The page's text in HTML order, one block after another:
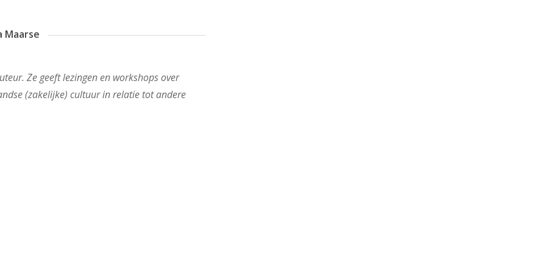
Maarse
Ze geeft lezingen en workshops over
(zakelijke) cultuur in relatie tot andere